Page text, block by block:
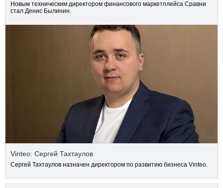
Новым техническим директором финансового маркетплейса Сравни
стал Денис Былинин.
Vinteo: Сергей Тахтаулов
Сергей Тахтаулов назначен директором по развитию бизнеса Vinteo.